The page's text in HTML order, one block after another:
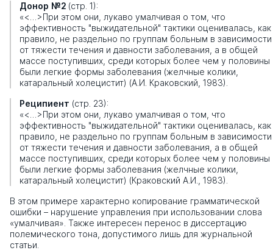
Донор №2 (стр. 1):
«<…>При этом они, лукаво умалчивая о том, что
эффективность "выжидательной" тактики оценивалась, как
правило, не раздельно по группам больным в зависимости
от тяжести течения и давности заболевания, а в общей
массе поступивших, среди которых более чем у половины
были легкие формы заболевания (желчные колики,
катаральный холецистит) (А.И. Краковский, 1983).
Реципиент (стр. 23):
«<…>При этом они, лукаво умалчивая о том, что
эффективность "выжидательной" тактики оценивалась, как
правило, не раздельно по группам больным в зависимости
от тяжести течения и давности заболевания, а в общей
массе поступивших, среди которых более чем у половины
были легкие формы заболевания (желчные колики,
катаральный холецистит) (Краковский А.И., 1983).
В этом примере характерно копирование грамматической
ошибки – нарушение управления при использовании слова
«умалчивая». Также интересен перенос в диссертацию
полемического тона, допустимого лишь для журнальной
статьи.